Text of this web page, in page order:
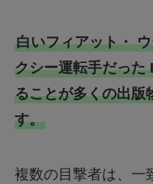
白いフィアット・
クシー運転手だった
ることが多くの出版
す。
複数の目撃者は、一